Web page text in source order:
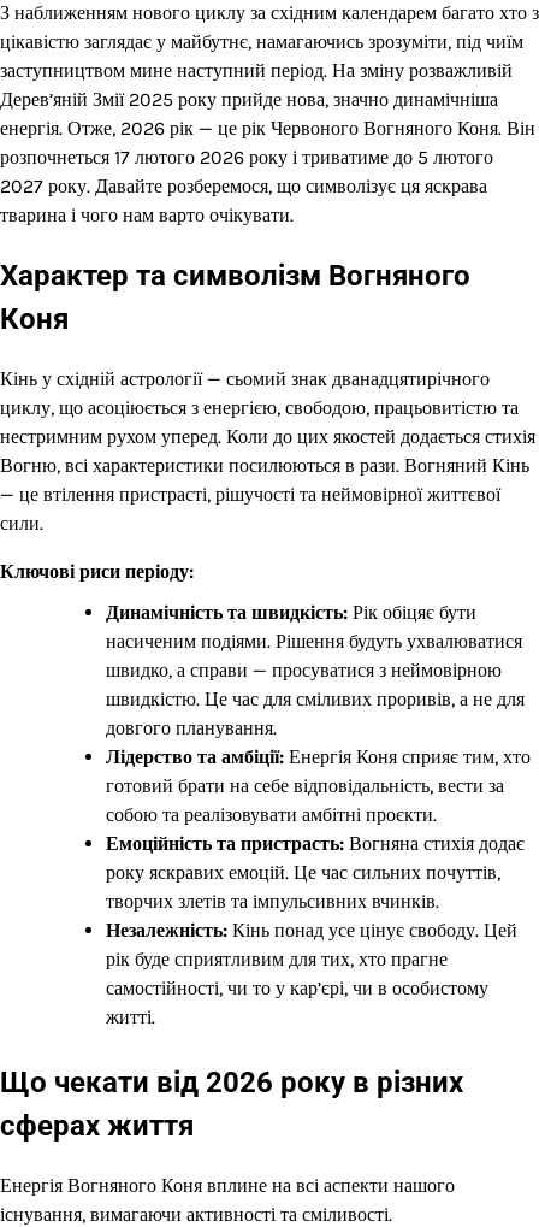
З наближенням нового циклу за східним календарем багато хто з
цікавістю заглядає у майбутнє, намагаючись зрозуміти, під чиїм
заступництвом мине наступний період. На зміну розважливій
Дерев’яній Змії 2025 року прийде нова, значно динамічніша
енергія. Отже, 2026 рік — це рік Червоного Вогняного Коня. Він
розпочнеться 17 лютого 2026 року і триватиме до 5 лютого
2027 року. Давайте розберемося, що символізує ця яскрава
тварина і чого нам варто очікувати.
Характер та символізм Вогняного
Коня
Кінь у східній астрології — сьомий знак дванадцятирічного
циклу, що асоціюється з енергією, свободою, працьовитістю та
нестримним рухом уперед. Коли до цих якостей додається стихія
Вогню, всі характеристики посилюються в рази. Вогняний Кінь
— це втілення пристрасті, рішучості та неймовірної життєвої
сили.
Ключові риси періоду:
Динамічність та швидкість: Рік обіцяє бути
насиченим подіями. Рішення будуть ухвалюватися
швидко, а справи — просуватися з неймовірною
швидкістю. Це час для сміливих проривів, а не для
довгого планування.
Лідерство та амбіції: Енергія Коня сприяє тим, хто
готовий брати на себе відповідальність, вести за
собою та реалізовувати амбітні проєкти.
Емоційність та пристрасть: Вогняна стихія додає
року яскравих емоцій. Це час сильних почуттів,
творчих злетів та імпульсивних вчинків.
Незалежність: Кінь понад усе цінує свободу. Цей
рік буде сприятливим для тих, хто прагне
самостійності, чи то у кар’єрі, чи в особистому
житті.
Що чекати від 2026 року в різних
сферах життя
Енергія Вогняного Коня вплине на всі аспекти нашого
існування, вимагаючи активності та сміливості.